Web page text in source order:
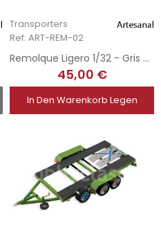
Transporters
Ref: ART-REM-02
Remolque Ligero 1/32 - Gris Metálico
45,00 €
In Den Warenkorb Legen